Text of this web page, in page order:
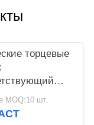
торцевые
литого
MOQ:10 шт.